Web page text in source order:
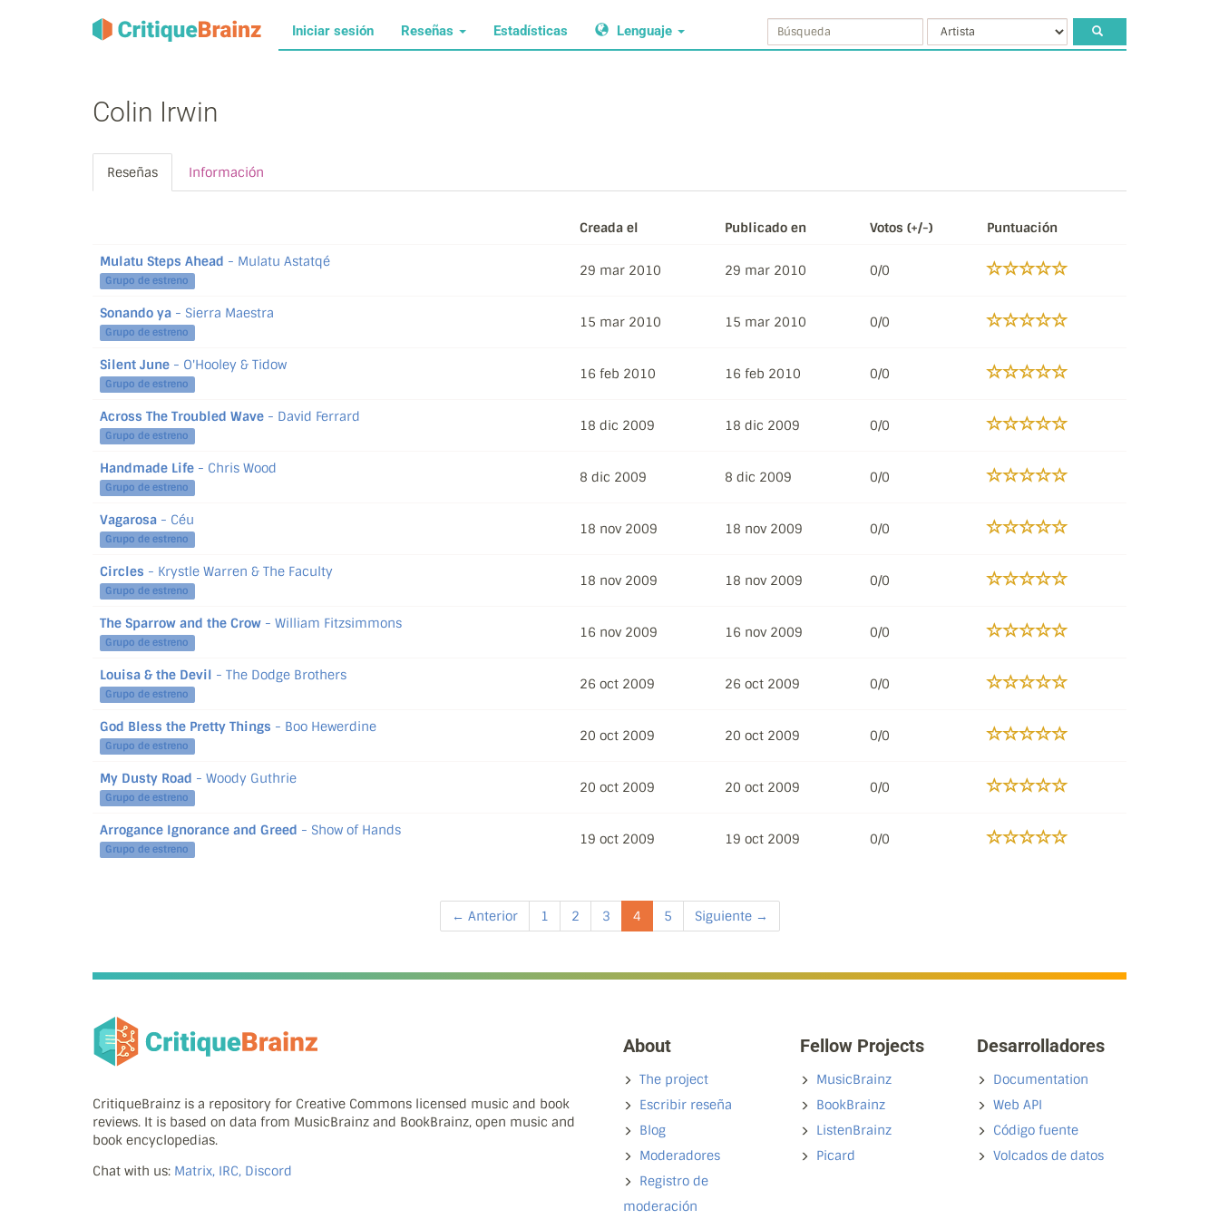
Iniciar sesión Reseñas Estadísticas Lenguaje
Colin Irwin
Reseñas Información
Creada el Publicado en Votos (+/-) Puntuación
Mulatu Steps Ahead - Mulatu Astatqé
Grupo de estreno
29 mar 2010 29 mar 2010 0/0
Sonando ya - Sierra Maestra
Grupo de estreno
15 mar 2010 15 mar 2010 0/0
Silent June - O'Hooley & Tidow
Grupo de estreno
16 feb 2010 16 feb 2010 0/0
Across The Troubled Wave - David Ferrard
Grupo de estreno
18 dic 2009 18 dic 2009 0/0
Handmade Life - Chris Wood
Grupo de estreno
8 dic 2009 8 dic 2009 0/0
Vagarosa - Céu
Grupo de estreno
18 nov 2009 18 nov 2009 0/0
Circles - Krystle Warren & The Faculty
Grupo de estreno
18 nov 2009 18 nov 2009 0/0
The Sparrow and the Crow - William Fitzsimmons
Grupo de estreno
16 nov 2009 16 nov 2009 0/0
Louisa & the Devil - The Dodge Brothers
Grupo de estreno
26 oct 2009 26 oct 2009 0/0
God Bless the Pretty Things - Boo Hewerdine
Grupo de estreno
20 oct 2009 20 oct 2009 0/0
My Dusty Road - Woody Guthrie
Grupo de estreno
20 oct 2009 20 oct 2009 0/0
Arrogance Ignorance and Greed - Show of Hands
Grupo de estreno
19 oct 2009 19 oct 2009 0/0
← Anterior 1 2 3 4 5 Siguiente →
CritiqueBrainz is a repository for Creative Commons licensed music and book
reviews. It is based on data from MusicBrainz and BookBrainz, open music and
book encyclopedias.
Chat with us: Matrix, IRC, Discord
About
The project
Escribir reseña
Blog
Moderadores
Registro de
moderación
Fellow Projects
MusicBrainz
BookBrainz
ListenBrainz
Picard
Desarrolladores
Documentation
Web API
Código fuente
Volcados de datos